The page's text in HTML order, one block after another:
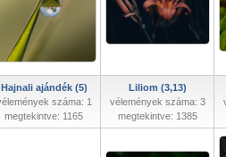
Hajnali ajándék (5)
száma: 1
megtekintve: 1165
Liliom (3,13)
vélemények száma: 3
megtekintve: 1385